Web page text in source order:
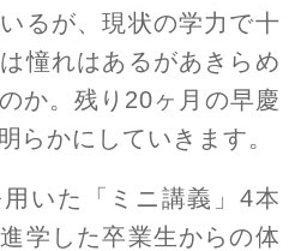
るが、現状の学力で十
憧れはあるがあきらめ
か。残り20ヶ月の早慶
らかにしていきます。
いた「ミニ講義」4本
学した卒業生からの体